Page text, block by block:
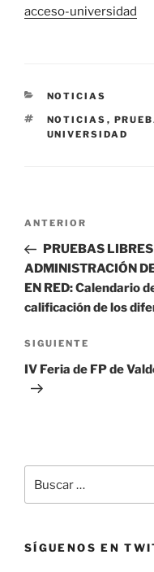
acceso-universidad
CATEGORÍAS
NOTICIAS
ETIQUETAS
NOTICIAS ,
UNIVERSIDAD
Navegación
entradas
Entrada
anterior:
ANTERIOR
PRUEBAS
ADMINISTRACIÓN
EN RED: Calendario
calificación de los
Siguiente
entrada
SIGUIENTE
IV Feria de FP de
por:
SÍGUENOS EN